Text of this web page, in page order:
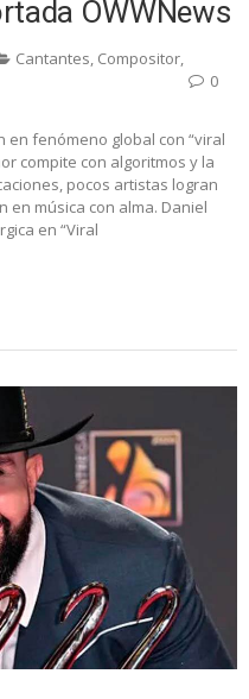
OWWNews
Cantantes, Compositor,
0
en fenómeno global con “viral
compite con algoritmos y la
pocos artistas logran
en música con alma. Daniel
en “Viral